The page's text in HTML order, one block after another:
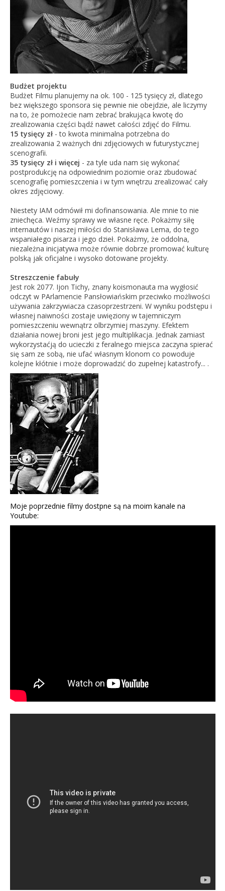
Budżet projektu
Budżet Filmu planujemy na ok. 100 - 125 tysięcy zł, dlatego
bez większego sponsora się pewnie nie obejdzie, ale liczymy
na to, że pomożecie nam zebrać brakująca kwotę do
zrealizowania części bądź nawet całości zdjęć do Filmu.
15 tysięcy zł- to kwota minimalna potrzebna do
zrealizowania 2 ważnych dni zdjęciowych w futurystycznej
scenografii.
35 tysięcy zł i więcej - za tyle uda nam się wykonać
postprodukcję na odpowiednim poziomie oraz zbudować
scenografię pomieszczenia i w tym wnętrzu zrealizować cały
okres zdjęciowy.
Niestety IAM odmówił mi dofinansowania. Ale mnie to nie
zniechęca. Weźmy sprawy we własne ręce. Pokażmy siłę
internautów i naszej miłości do Stanisława Lema, do tego
wspaniałego pisarza i jego dzieł. Pokażmy, że oddolna,
niezależna inicjatywa może równie dobrze promować kulturę
polską jak oficjalne i wysoko dotowane projekty.
Streszczenie fabuły
Jest rok 2077. Ijon Tichy, znany koismonauta ma wygłosić
odczyt w PArlamencie Pansłowiańskim przeciwko możliwości
używania zakrzywiacza czasoprzestrzeni. W wyniku podstępu i
własnej naiwności zostaje uwięziony w tajemniczym
pomieszczeniu wewnątrz olbrzymiej maszyny. Efektem
działania nowej broni jest jego multiplikacja. Jednak zamiast
wykorzystaćją do ucieczki z feralnego miejsca zaczyna spierać
się sam ze sobą, nie ufać własnym klonom co powoduje
kolejne kłótnie i może doprowadzić do zupełnej katastrofy... .
Moje poprzednie filmy dostpne są na moim kanale na
Youtube: